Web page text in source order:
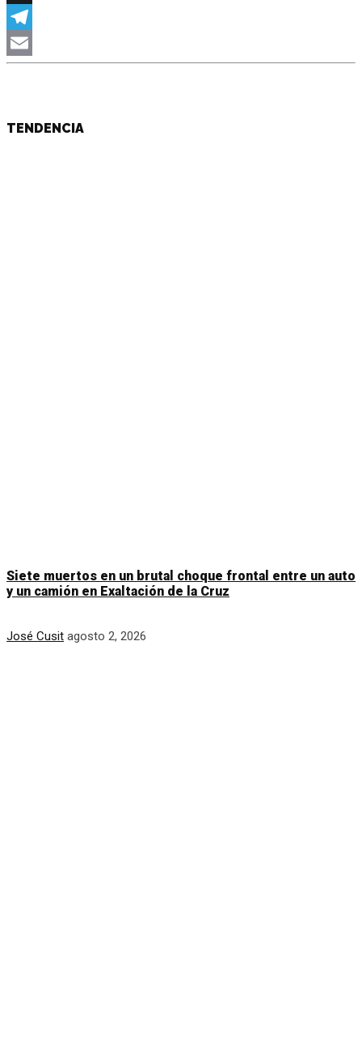
X
Telegram
TENDENCIA
Siete muertos en un brutal choque frontal entre un auto
y un camión en Exaltación de la Cruz
José Cusit agosto 2, 2026